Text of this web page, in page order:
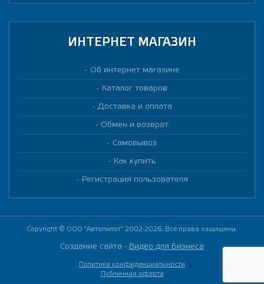
ИНТЕРНЕТ МАГАЗИН
Об интернет магазине
Каталог товаров
Доставка и оплата
Обмен и возврат
Самовывоз
Как купить
Регистрация пользователя
Copyright © ООО "Автопилот" 2002-2026. Все права защищены.
Создание сайта - Видео для Бизнеса
Политика конфиденциальности
Публичная оферта